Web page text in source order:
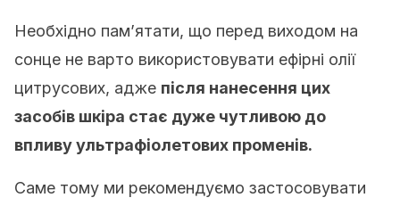
Необхідно пам’ятати, що перед виходом на
сонце не варто використовувати ефірні олії
цитрусових, адже після нанесення цих
засобів шкіра стає дуже чутливою до
впливу ультрафіолетових променів.
Саме тому ми рекомендуємо застосовувати